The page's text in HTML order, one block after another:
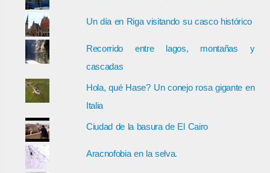
Un día en Riga visitando su casco histórico
Recorrido entre lagos, montañas y
cascadas
Hola, qué Hase? Un conejo rosa gigante en
Italia
Ciudad de la basura de El Cairo
Aracnofobia en la selva.